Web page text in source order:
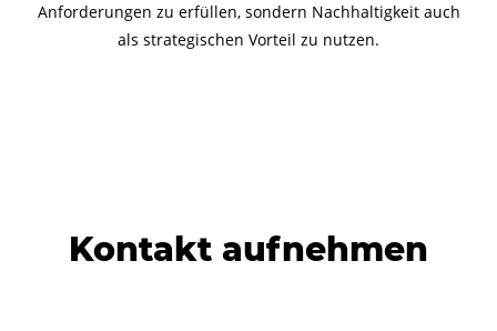
Anforderungen zu erfüllen, sondern Nachhaltigkeit auch
als strategischen Vorteil zu nutzen.
Kontakt aufnehmen